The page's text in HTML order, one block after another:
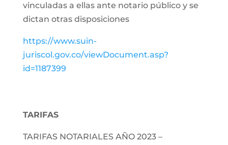
vinculadas a ellas ante notario público y se
dictan otras disposiciones
https://www.suin-
juriscol.gov.co/viewDocument.asp?
id=1187399
TARIFAS
TARIFAS NOTARIALES AÑO 2023 –